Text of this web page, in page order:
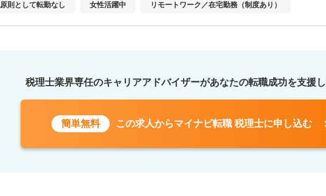
原則として転勤なし 女性活躍中 リモートワーク／在宅勤務（制度あり）
税理士業界専任のキャリアアドバイザーがあなたの転職成功を支援
簡単無料 この求人からマイナビ転職 税理士に申し込む